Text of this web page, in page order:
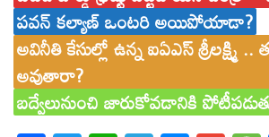
పవన్ కల్యాణ్ ఒంటరి అయిపోయాడా?
అవినీతి కేసుల్లో ఉన్న ఐఏఎస్ శ్రీలక్ష్మి
అవుతారా?
బద్వేలునుంచి జారుకోవడానికి